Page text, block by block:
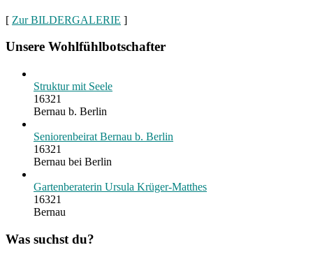
[ Zur BILDERGALERIE ]
Unsere Wohlfühlbotschafter
Struktur mit Seele
16321
Bernau b. Berlin
Seniorenbeirat Bernau b. Berlin
16321
Bernau bei Berlin
Gartenberaterin Ursula Krüger-Matthes
16321
Bernau
Was suchst du?